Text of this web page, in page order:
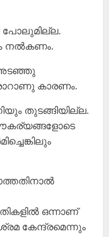
പോലുമില്ല.
നൽകണം.
അടഞ്ഞു
കാരണം.
തുടങ്ങിയില്ല.
ഒന്നാണ്
കേന്ദ്രമെന്നും